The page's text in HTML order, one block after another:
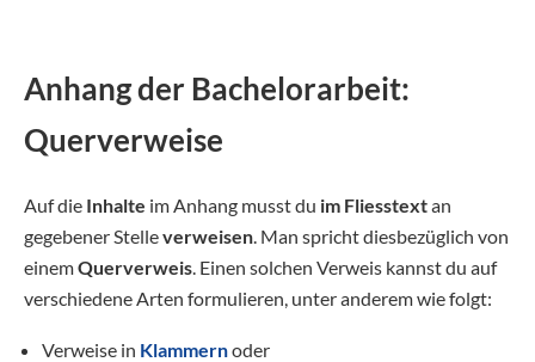
Anhang der Bachelorarbeit:
Querverweise
Auf die Inhalte im Anhang musst du im Fliesstextan
gegebener Stelleverweisen. Man spricht diesbezüglich von
einemQuerverweis. Einen solchen Verweis kannst du auf
verschiedene Arten formulieren, unter anderem wie folgt:
Verweise in Klammernoder